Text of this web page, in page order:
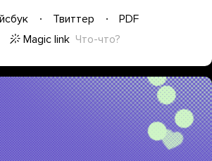
Твиттер
PDF
Magic link Что-что?